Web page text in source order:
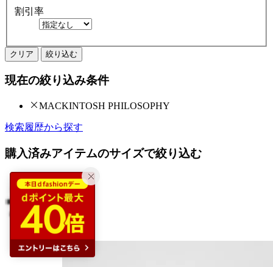
割引率
クリア 絞り込む
現在の絞り込み条件
MACKINTOSH PHILOSOPHY
検索履歴から探す
購入済みアイテムのサイズで絞り込む